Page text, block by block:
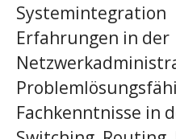
Systemintegration
Erfahrungen in der
Fachkenntnisse in